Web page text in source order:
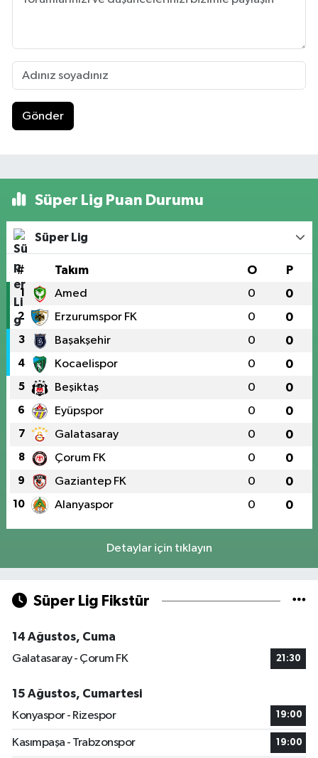
Gönder
Süper Lig Puan Durumu
Süper Lig
# Takım O P
1 Amed 0 0
2 Erzurumspor FK 0 0
3 Başakşehir 0 0
4 Kocaelispor 0 0
5 Beşiktaş 0 0
6 Eyüpspor 0 0
7 Galatasaray 0 0
8 Çorum FK 0 0
9 Gaziantep FK 0 0
10 Alanyaspor 0 0
Detaylar için tıklayın
Süper Lig Fikstür
14 Ağustos, Cuma
Galatasaray - Çorum FK
21:30
15 Ağustos, Cumartesi
Konyaspor - Rizespor
19:00
Kasımpaşa - Trabzonspor 19:00